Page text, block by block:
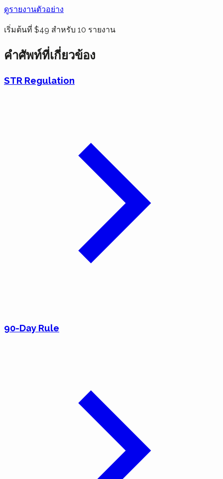
ดูรายงานตัวอย่าง
เริ่มต้นที่ $49 สำหรับ 10 รายงาน
คำศัพท์ที่เกี่ยวข้อง
STR Regulation
90-Day Rule